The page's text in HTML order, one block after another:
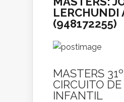
LERCHUNDI
(948172255)
MASTERS 31º
CIRCUITO
INFANTIL